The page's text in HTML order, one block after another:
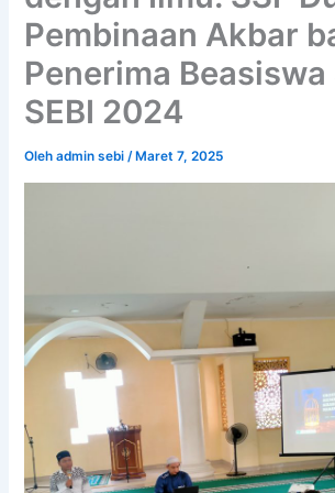
Pembinaan Akbar
Penerima Beasiswa
SEBI 2024
Olehadmin sebi/ Maret 7, 2025